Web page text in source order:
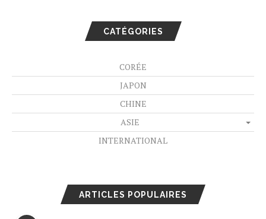
CATÉGORIES
CORÉE
JAPON
CHINE
ASIE
INTERNATIONAL
ARTICLES POPULAIRES